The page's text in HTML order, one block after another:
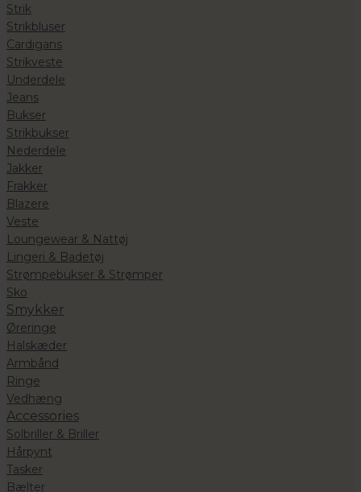
Strik
Strikbluser
Cardigans
Strikveste
Underdele
Jeans
Bukser
Strikbukser
Nederdele
Jakker
Frakker
Blazere
Veste
Loungewear & Nattøj
Lingeri & Badetøj
Strømpebukser & Strømper
Sko
Smykker
Øreringe
Halskæder
Armbånd
Ringe
Vedhæng
Accessories
Solbriller & Briller
Hårpynt
Tasker
Bælter